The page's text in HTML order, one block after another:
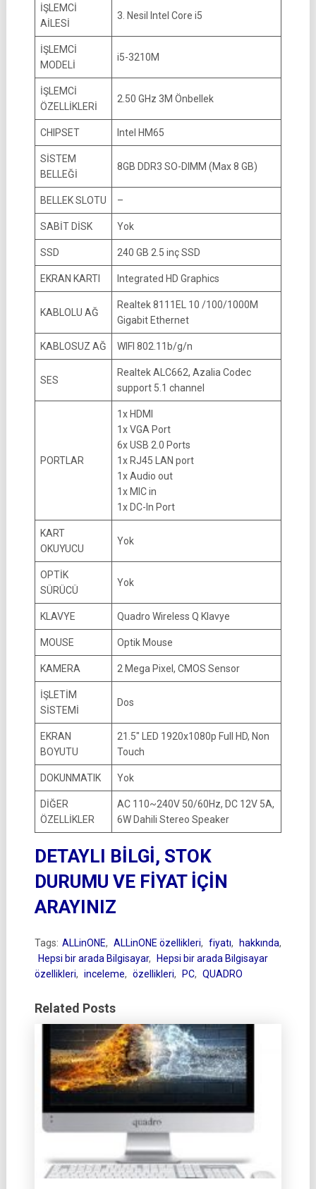
İŞLEMCİ
AİLESİ
3. Nesil Intel Core i5
İŞLEMCİ
MODELİ
i5-3210M
İŞLEMCİ
ÖZELLİKLERİ
2.50 GHz 3M Önbellek
CHIPSET Intel HM65
SİSTEM
BELLEĞİ
8GB DDR3 SO-DIMM (Max 8 GB)
BELLEK SLOTU –
SABİT DİSK Yok
SSD 240 GB 2.5 inç SSD
EKRAN KARTI Integrated HD Graphics
KABLOLU AĞ
Realtek 8111EL 10 /100/1000M
Gigabit Ethernet
KABLOSUZ AĞ WIFI 802.11b/g/n
SES
Realtek ALC662, Azalia Codec
support 5.1 channel
PORTLAR
1x HDMI
1x VGA Port
6x USB 2.0 Ports
1x RJ45 LAN port
1x Audio out
1x MIC in
1x DC-In Port
KART
OKUYUCU
Yok
OPTİK
SÜRÜCÜ
Yok
KLAVYE Quadro Wireless Q Klavye
MOUSE Optik Mouse
KAMERA 2 Mega Pixel, CMOS Sensor
İŞLETİM
SİSTEMİ
Dos
EKRAN
BOYUTU
21.5″ LED 1920x1080p Full HD, Non
Touch
DOKUNMATIK Yok
DİĞER
ÖZELLİKLER
AC 110~240V 50/60Hz, DC 12V 5A,
6W Dahili Stereo Speaker
DETAYLI BİLGİ, STOK
DURUMU VE FİYAT İÇİN
ARAYINIZ
Tags: ALLinONE, ALLinONE özellikleri, fiyatı, hakkında,
Hepsi bir arada Bilgisayar,
Hepsi bir arada Bilgisayar
özellikleri, inceleme, özellikleri, PC, QUADRO
Related Posts